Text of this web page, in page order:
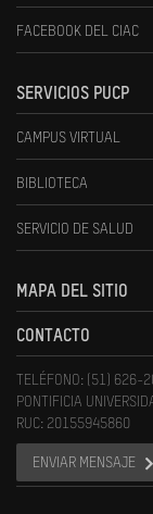
FACEBOOK DEL CIAC
SERVICIOS PUCP
CAMPUS VIRTUAL
BIBLIOTECA
SERVICIO DE SALUD
MAPA DEL SITIO
CONTACTO
TELÉFONO: (51) 626-
PONTIFICIA
RUC: 20155945860
ENVIAR MENSAJE